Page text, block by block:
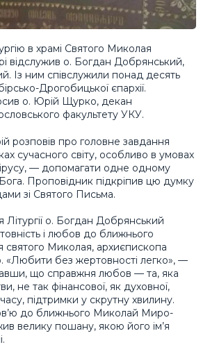
в храмі Святого Миколая
відслужив о. Богдан Добрянський,
Із ним співслужили понад десять
Дрогобицької єпархії.
о. Юрій Щурко, декан
факультету УКУ.
розповів про головне завдання
сучасного світу, особливо в умовах
— допомагати одне одному
Проповідник підкріпив цю думку
зі Святого Письма.
Літургії о. Богдан Добрянський
і любов до ближнього
святого Миколая, архиєпископа
«Любити без жертовності легко», —
що справжня любов — та, яка
не так фінансової, як духовної,
підтримки у скрутну хвилину.
до ближнього Миколай Миро-
велику пошану, якою його ім’я